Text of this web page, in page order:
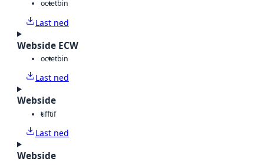
octetbin
Last ned
Webside ECW
octetbin
Last ned
Webside
tifftif
Last ned
Webside